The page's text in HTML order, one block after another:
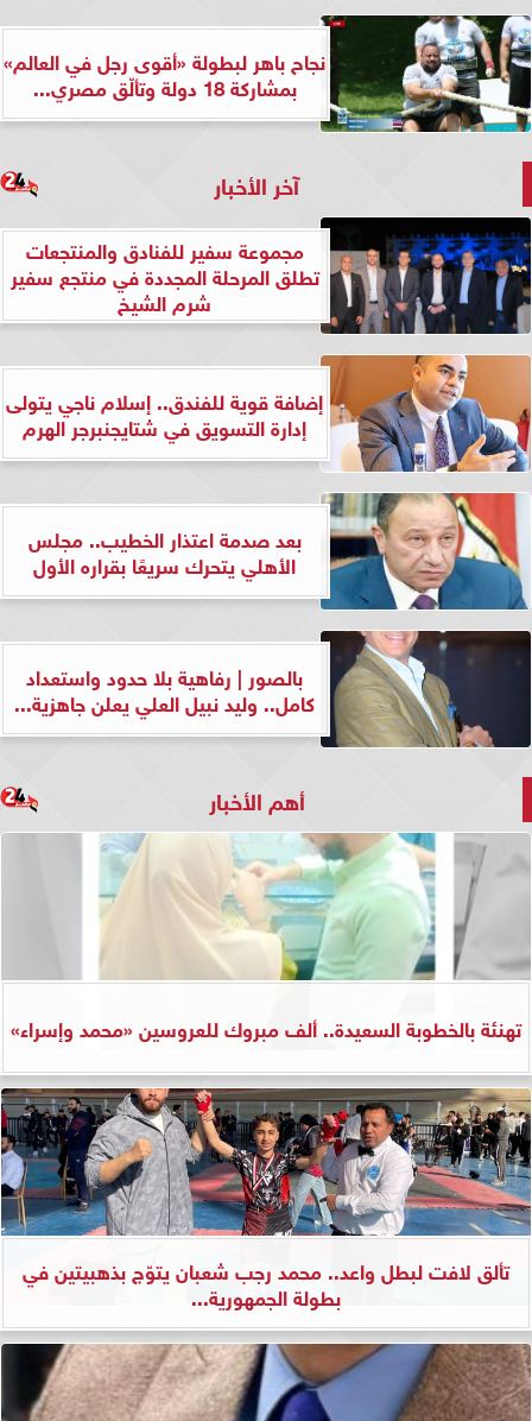
نجاح باهر لبطولة «أقوى رجل في العالم»
بمشاركة 18 دولة وتألّق مصري...
آخر الأخبار
مجموعة سفير للفنادق والمنتجعات
تطلق المرحلة المجددة في منتجع سفير
شرم الشيخ
إضافة قوية للفندق.. إسلام ناجي يتولى
إدارة التسويق في شتايجنبرجر الهرم
بعد صدمة اعتذار الخطيب.. مجلس
الأهلي يتحرك سريعًا بقراره الأول
بالصور | رفاهية بلا حدود واستعداد
كامل.. وليد نبيل العلي يعلن جاهزية...
أهم الأخبار
تهنئة بالخطوبة السعيدة.. ألف مبروك للعروسين «محمد وإسراء»
تألق لافت لبطل واعد.. محمد رجب شعبان يتوّج بذهبيتين في
بطولة الجمهورية...